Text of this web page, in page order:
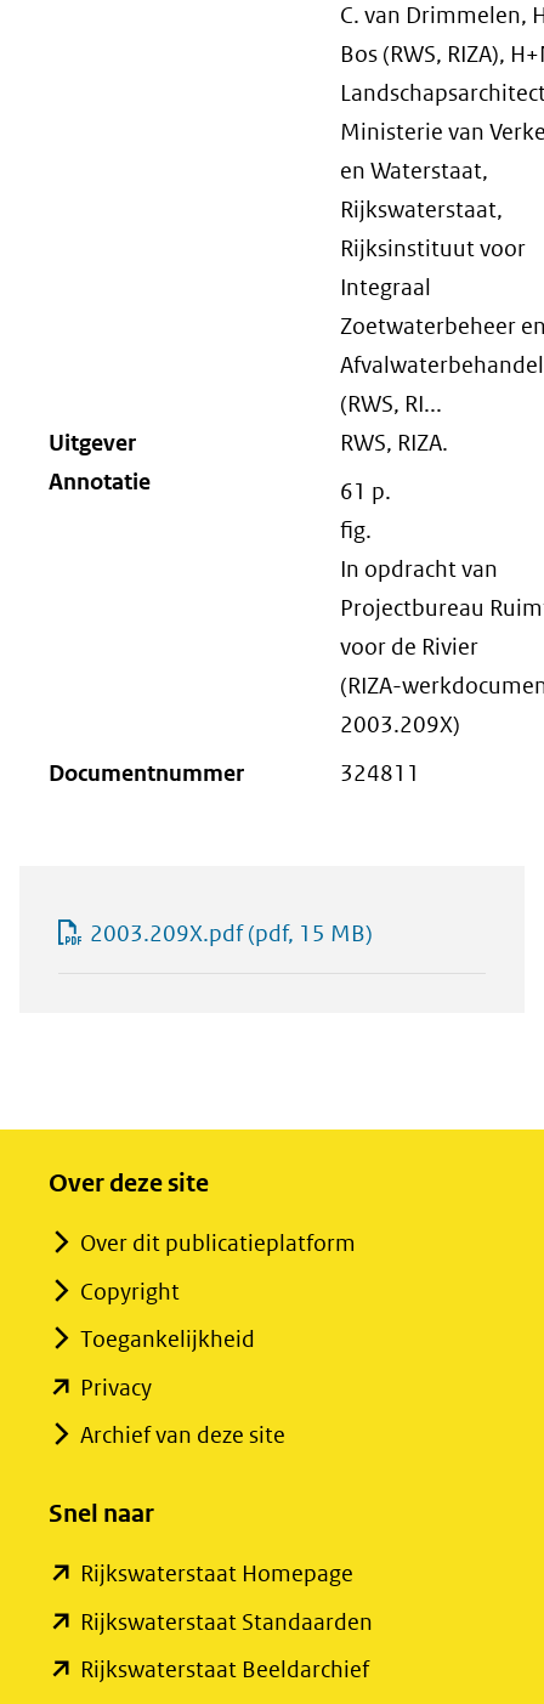
C. van Drimmelen,
Bos (RWS, RIZA),
Ministerie van
en Waterstaat,
Rijkswaterstaat,
Rijksinstituut voor
Integraal
Zoetwaterbeheer
(RWS, RI...
Uitgever
RWS, RIZA.
Annotatie
61 p.
fig.
In opdracht van
Projectbureau
voor de Rivier
(RIZA-
2003.209X)
Documentnummer
324811
2003.209X.pdf(pdf, 15 MB)
Over deze site
Over dit publicatieplatform
Copyright
Toegankelijkheid
Privacy(opent
in
venster)
naar
een
andere
Archief van deze site
Snel naar
Rijkswaterstaat Homepage
in
Rijkswaterstaat Standaarden
Rijkswaterstaat Beeldarchief(opent